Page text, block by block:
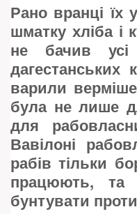
Рано вранці їх
шматку хліба і
не бачив усі
варили
була не лише
для
Вавілоні
рабів тільки
працюють, та
бунтувати